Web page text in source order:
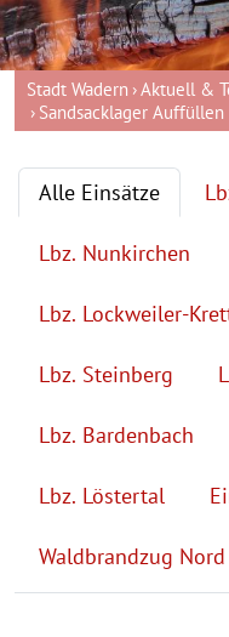
Stadt Wadern Aktuell &
Sandsacklager Auffüllen
Alle Einsätze
Lbz. Nunkirchen
Lbz. Lockweiler-
Lbz. Steinberg
Lbz. Bardenbach
Lbz. Löstertal
Waldbrandzug Nord